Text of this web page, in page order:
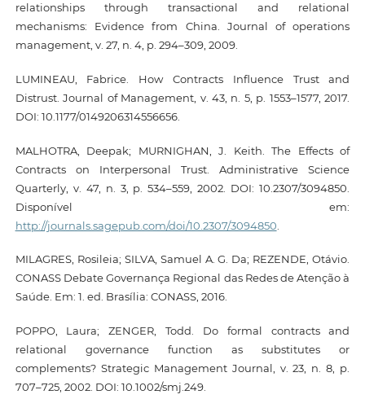
relationships through transactional and relational
mechanisms: Evidence from China. Journal of operations
management, v. 27, n. 4, p. 294–309, 2009.
LUMINEAU, Fabrice. How Contracts Influence Trust and
Distrust. Journal of Management, v. 43, n. 5, p. 1553–1577, 2017.
DOI: 10.1177/0149206314556656.
MALHOTRA, Deepak; MURNIGHAN, J. Keith. The Effects of
Contracts on Interpersonal Trust. Administrative Science
Quarterly, v. 47, n. 3, p. 534–559, 2002. DOI: 10.2307/3094850.
Disponível em:
http://journals.sagepub.com/doi/10.2307/3094850
MILAGRES, Rosileia; SILVA, Samuel A. G. Da; REZENDE, Otávio.
CONASS Debate Governança Regional das Redes de Atenção à
Saúde. Em: 1. ed. Brasília: CONASS, 2016.
POPPO, Laura; ZENGER, Todd. Do formal contracts and
relational governance function as substitutes or
complements? Strategic Management Journal, v. 23, n. 8, p.
707–725, 2002. DOI: 10.1002/smj.249.